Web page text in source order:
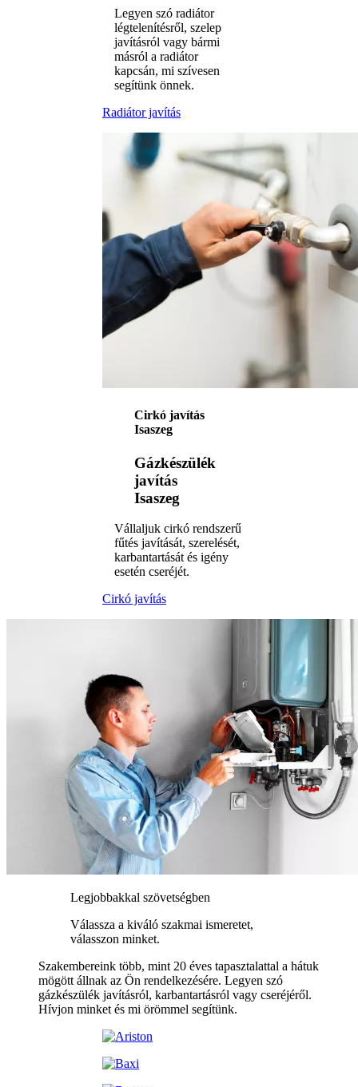
Legyen szó radiátor
légtelenítésről, szelep
javításról vagy bármi
másról a radiátor
kapcsán, mi szívesen
segítünk önnek.
Radiátor javítás
Cirkó javítás
Isaszeg
Gázkészülék
javítás
Isaszeg
Vállaljuk cirkó rendszerű
fűtés javítását, szerelését,
karbantartását és igény
esetén cseréjét.
Cirkó javítás
Legjobbakkal szövetségben
Válassza a kiváló szakmai ismeretet,
válasszon minket.
Szakembereink több, mint 20 éves tapasztalattal a hátuk
mögött állnak az Ön rendelkezésére. Legyen szó
gázkészülék javításról, karbantartásról vagy cseréjéről.
Hívjon minket és mi örömmel segítünk.